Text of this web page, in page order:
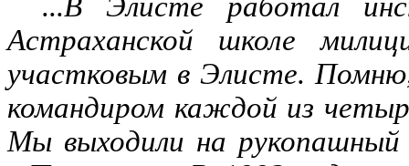
Астраханской школе
участковым в Элисте.
командиром каждой из
Мы выходили на